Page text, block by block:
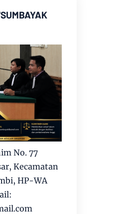
No. 77
Kecamatan
HP-WA